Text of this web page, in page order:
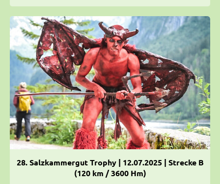
28. Salzkammergut Trophy | 12.07.2025 | Strecke B
(120 km / 3600 Hm)